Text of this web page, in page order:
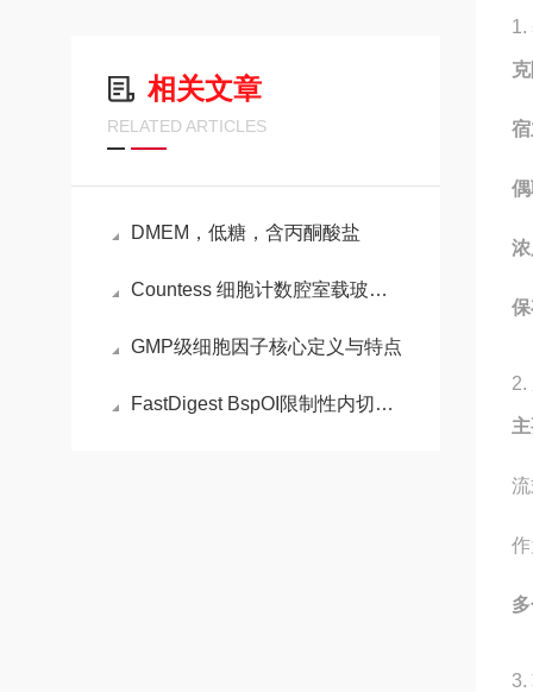
相关文章
RELATED ARTICLES
DMEM，低糖，含丙酮酸盐
Countess 细胞计数腔室载玻片的步骤
GMP级细胞因子核心定义与特点
FastDigest BspOI限制性内切酶的特性
1.
2.
3.